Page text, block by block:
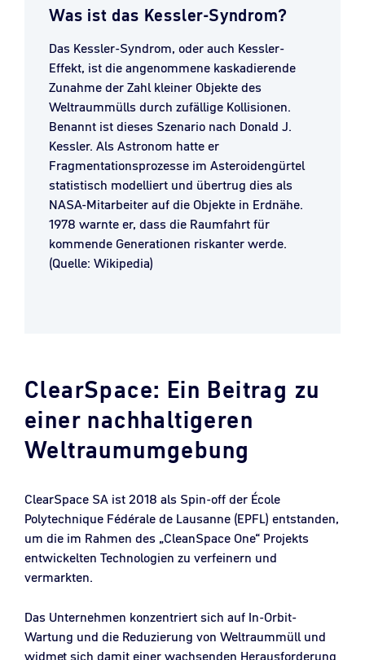
Was ist das Kessler-Syndrom?
Das Kessler-Syndrom, oder auch Kessler-
Effekt, ist die angenommene kaskadierende
Zunahme der Zahl kleiner Objekte des
Weltraummülls durch zufällige Kollisionen.
Benannt ist dieses Szenario nach Donald J.
Kessler. Als Astronom hatte er
Fragmentationsprozesse im Asteroidengürtel
statistisch modelliert und übertrug dies als
NASA-Mitarbeiter auf die Objekte in Erdnähe.
1978 warnte er, dass die Raumfahrt für
kommende Generationen riskanter werde.
(Quelle: Wikipedia)
ClearSpace: Ein Beitrag zu
einer nachhaltigeren
Weltraumumgebung
ClearSpace SA ist 2018 als Spin-off der École
Polytechnique Fédérale de Lausanne (EPFL) entstanden,
um die im Rahmen des „CleanSpace One“ Projekts
entwickelten Technologien zu verfeinern und
vermarkten.
Das Unternehmen konzentriert sich auf In-Orbit-
Wartung und die Reduzierung von Weltraummüll und
widmet sich damit einer wachsenden Herausforderung